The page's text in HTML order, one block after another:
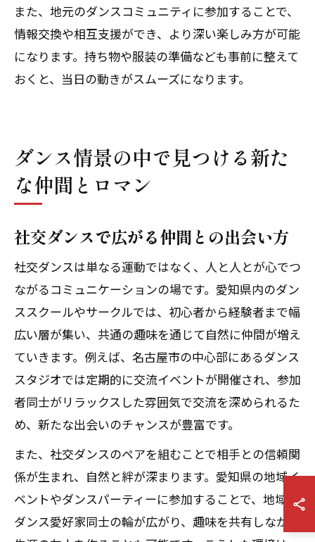
また、地元のダンスコミュニティに参加することで、
情報交換や相互支援ができ、より深い楽しみ方が可能
になります。持ち物や服装の準備なども事前に整えて
おくと、当日の動きがスムーズになります。
ダンス情景の中で見つける新た
な仲間とロマン
社交ダンスで広がる仲間との出会い方
社交ダンスは単なる運動ではなく、人と人とが心でつ
ながるコミュニケーションの場です。愛知県内のダン
ススクールやサークルでは、初心者から経験者まで幅
広い層が集い、共通の趣味を通じて自然に仲間が増え
ていきます。例えば、名古屋市の中心部にあるダンス
スタジオでは定期的に交流イベントが開催され、参加
者同士がリラックスした雰囲気で交流を深められるた
め、新たな出会いのチャンスが豊富です。
また、社交ダンスのペアを組むことで相手との信頼関
係が生まれ、自然と絆が深まります。愛知県の地域イ
ベントやダンスパーティーに参加することで、地域の
ダンス愛好家同士の輪が広がり、趣味を共有しながら